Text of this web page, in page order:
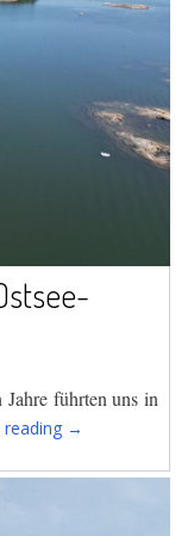
Jahre führten uns in
“Rundreise
sechs
→